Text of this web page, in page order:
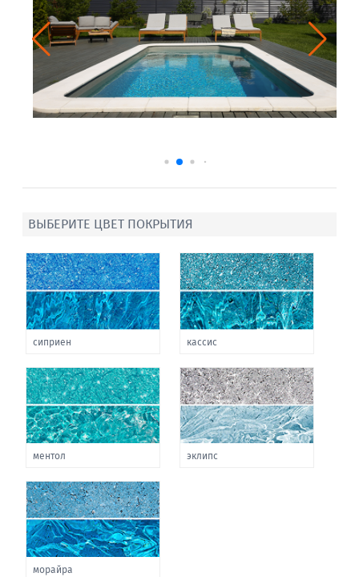
ВЫБЕРИТЕ ЦВЕТ ПОКРЫТИЯ
сиприен кассис
ментол эклипс
морайра